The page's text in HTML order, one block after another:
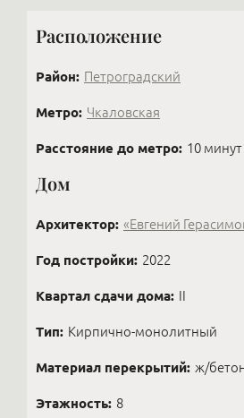
Расположение
Район: Петроградский
Метро: Чкаловская
Расстояние до метро: 10
Дом
Архитектор: «Евгений
Год постройки: 2022
Квартал сдачи дома: II
Тип: Кирпично-монолитный
Материал перекрытий: ж/
Этажность: 8